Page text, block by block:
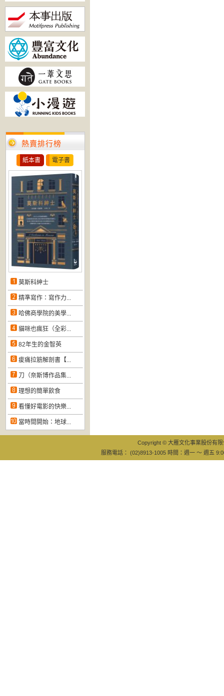
熱賣排行榜
紙本書 電子書
莫斯科紳士
精準寫作：寫作力...
哈佛商學院的美學...
貓咪也瘋狂（全彩...
82年生的金智英
痠痛拉筋解剖書【...
刀（奈斯博作品集...
理想的簡單飲食
看懂好電影的快樂...
當時間開始：地球...
Copyright © 大雁文化事業股份有
服務電話： (02)8913-1005 時間：週一 ～ 週五